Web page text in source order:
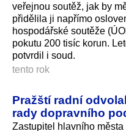
veřejnou soutěž, jak by
přidělila ji napřímo
hospodářské soutěže
pokutu 200 tisíc korun.
potvrdil i soud.
tento rok
Pražští radní
rady dopravního
Zastupitel hlavního